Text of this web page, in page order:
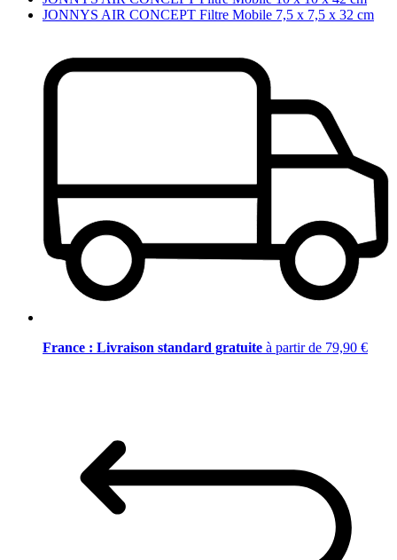
JONNYS AIR CONCEPT Filtre Mobile 7,5 x 7,5 x 32 cm
France : Livraison standard gratuite à partir de 79,90 €